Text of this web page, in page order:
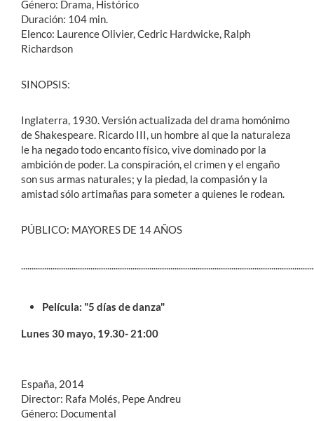
Género: Drama, Histórico
Duración: 104 min.
Elenco: Laurence Olivier, Cedric Hardwicke, Ralph
Richardson
SINOPSIS:
Inglaterra, 1930. Versión actualizada del drama homónimo
de Shakespeare. Ricardo III, un hombre al que la naturaleza
le ha negado todo encanto físico, vive dominado por la
ambición de poder. La conspiración, el crimen y el engaño
son sus armas naturales; y la piedad, la compasión y la
amistad sólo artimañas para someter a quienes le rodean.
PÚBLICO: MAYORES DE 14 AÑOS
Película: "5 días de danza"
Lunes 30 mayo, 19.30- 21:00
España, 2014
Director: Rafa Molés, Pepe Andreu
Género: Documental